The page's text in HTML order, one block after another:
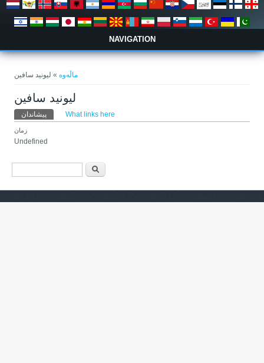
NAVIGATION
ماڵەوە» ليونيد سافين
ليونيد سافين
Primary tabs
پیشاندان (active tab)What links here
زمان
Undefined
فۆرمی گەڕان